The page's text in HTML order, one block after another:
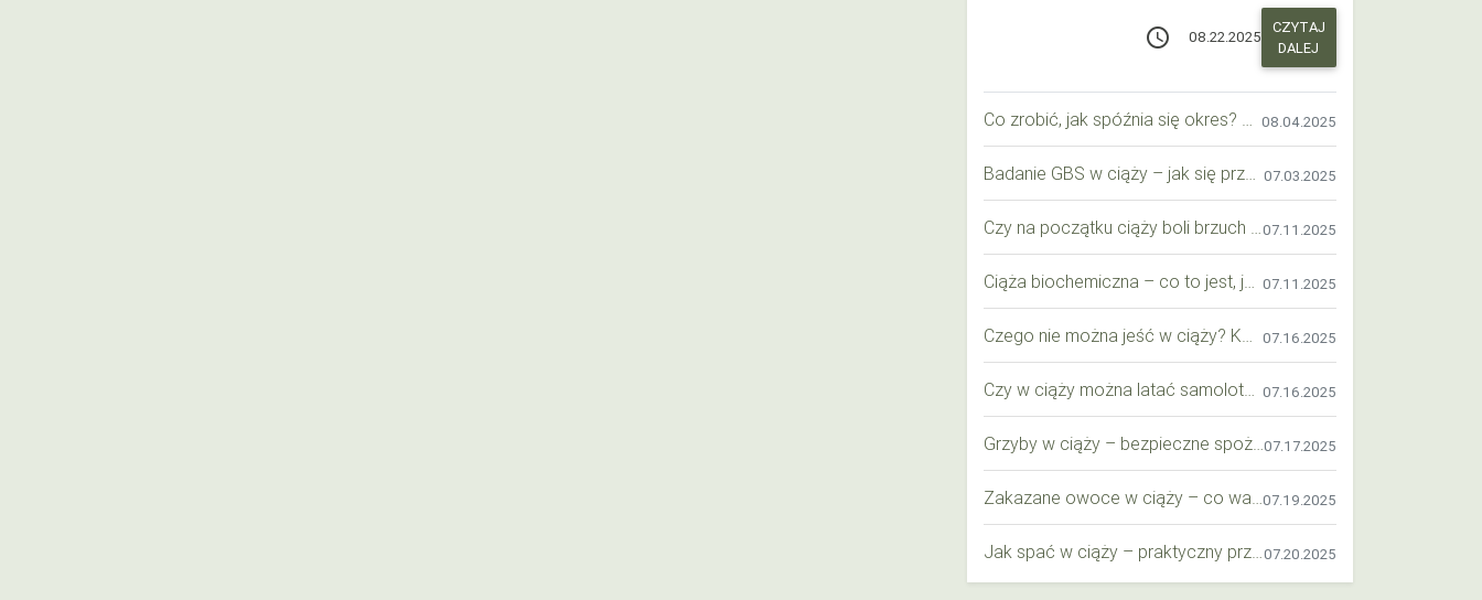
access_time 08.22.2025
CZYTAJ
DALEJ
08.04.2025
07.03.2025
07.11.2025
07.11.2025
07.16.2025
07.16.2025
07.17.2025
07.19.2025
07.20.2025